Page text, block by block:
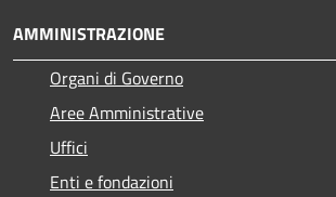
AMMINISTRAZIONE
Organi di Governo
Aree Amministrative
Uffici
Enti e fondazioni